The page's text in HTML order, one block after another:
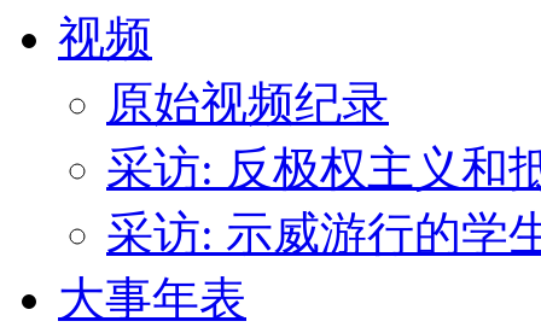
视频
原始视频纪录
采访: 反极权主义和
采访: 示威游行的学
大事年表